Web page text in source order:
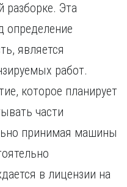
разборке. Эта
определение
является
работ.
которое планирует
части
принимая машины
в лицензии на